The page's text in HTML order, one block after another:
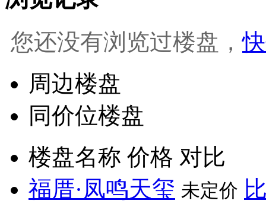
您还没有浏览过楼盘，
周边楼盘
同价位楼盘
楼盘名称 价格 对比
福厝·凤鸣天玺 未定价